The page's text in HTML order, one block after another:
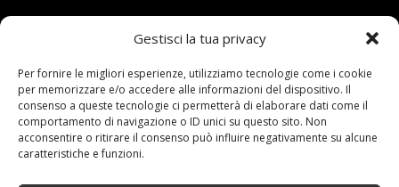
Gestisci la tua privacy
Per fornire le migliori esperienze, utilizziamo tecnologie come i cookie
per memorizzare e/o accedere alle informazioni del dispositivo. Il
consenso a queste tecnologie ci permetterà di elaborare dati come il
comportamento di navigazione o ID unici su questo sito. Non
acconsentire o ritirare il consenso può influire negativamente su alcune
caratteristiche e funzioni.
?? La confezione include: i kit da 22 pezzi ruotano il
pastiglie?? Durevole: progettato per un uso ripetuto
con materiali di alta qualit¨¤?? Applicazione: ideale per
auto / camion a 4 ruote motrici?? Caratteristica: 18
adattatori che si adattano a una variet¨¤ di marche di